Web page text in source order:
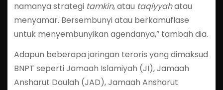
namanya strategi tamkin, atau taqiyyahatau
menyamar. Bersembunyi atau berkamuflase
untuk menyembunyikan agendanya,” tambah dia.
Adapun beberapa jaringan teroris yang dimaksud
BNPT seperti Jamaah Islamiyah (JI), Jamaah
Ansharut Daulah (JAD), Jamaah Ansharut